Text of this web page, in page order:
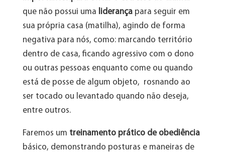
que não possui uma liderança para seguir em
sua própria casa (matilha), agindo de forma
negativa para nós, como: marcando território
dentro de casa, ficando agressivo com o dono
ou outras pessoas enquanto come ou quando
está de posse de algum objeto, rosnando ao
ser tocado ou levantado quando não deseja,
entre outros.
Faremos um treinamento prático de obediência
básico, demonstrando posturas e maneiras de